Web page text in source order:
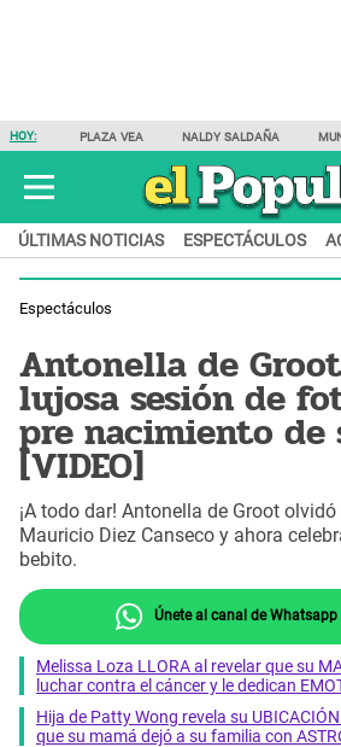
HOY: PLAZA VEA NALDY SALDAÑA
ÚLTIMAS NOTICIAS ESPECTÁCULOS
Espectáculos
Antonella de
lujosa sesión de
pre nacimiento de
[VIDEO]
¡A todo dar! Antonella de Groot
Mauricio Diez Canseco y ahora
bebito.
Únete al canal de Whatsapp
Melissa Loza LLORA al revelar que su
luchar contra el cáncer y le dedican
Hija de Patty Wong revela su
que su mamá dejó a su familia con